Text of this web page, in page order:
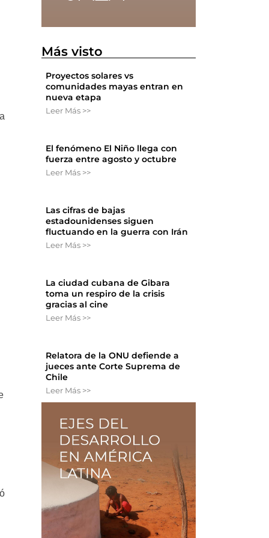
Más visto
Proyectos solares vs
comunidades mayas entran en
nueva etapa
Leer Más >>
El fenómeno El Niño llega con
fuerza entre agosto y octubre
Leer Más >>
Las cifras de bajas
estadounidenses siguen
fluctuando en la guerra con Irán
Leer Más >>
La ciudad cubana de Gibara
toma un respiro de la crisis
gracias al cine
Leer Más >>
Relatora de la ONU defiende a
jueces ante Corte Suprema de
Chile
Leer Más >>